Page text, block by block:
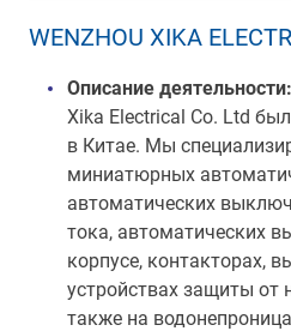
WENZHOU XIKA
Описание деятельности:
Xika Electrical Co. Ltd
в Китае. Мы
миниатюрных
автоматических
тока, автоматических
корпусе, контакторах,
устройствах защиты от
также на